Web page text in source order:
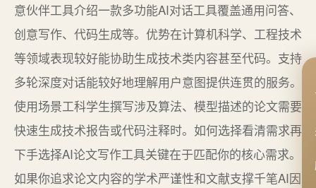
意伙伴工具介绍一款多功能AI对话工具覆盖通用问答、
创意写作、代码生成等。优势在计算机科学、工程技术
等领域表现较好能协助生成技术类内容甚至代码。支持
多轮深度对话能较好地理解用户意图提供连贯的服务。
使用场景工科学生撰写涉及算法、模型描述的论文需要
快速生成技术报告或代码注释时。如何选择看清需求再
下手选择AI论文写作工具关键在于匹配你的核心需求。
如果你追求论文内容的学术严谨性和文献支撑千笔AI因